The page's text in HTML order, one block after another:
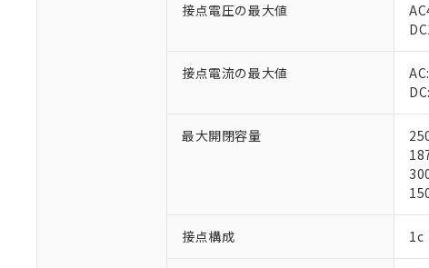
接点電圧の最大値
接点電流の最大値
最大開閉容量
接点構成 1c
対応済み：EU
対応予定：EU RoHS
対応予定なし：EU
調査・確認中：EU
非該当品：ライセン
仕入先様の事情によ